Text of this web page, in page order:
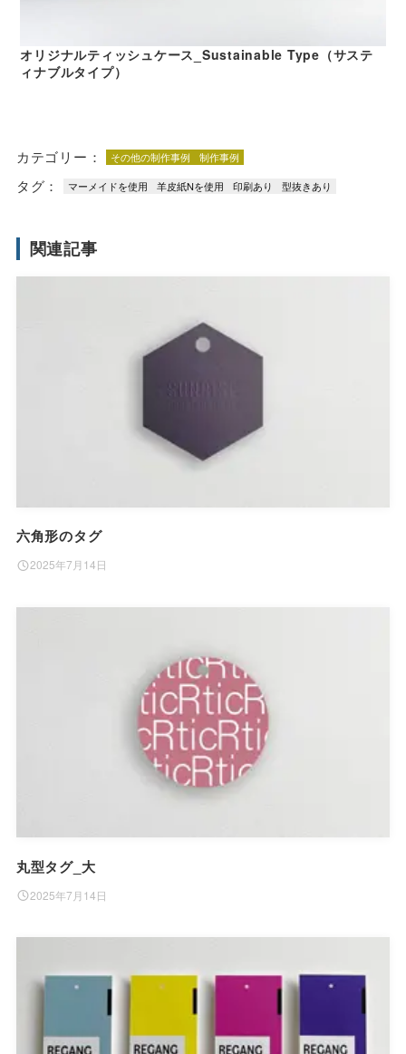
オリジナルティッシュケース_Sustainable Type（サステ
ィナブルタイプ）
カテゴリー： その他の制作事例 制作事例
タグ： マーメイドを使用 羊皮紙Nを使用 印刷あり 型抜きあり
関連記事
六角形のタグ
2025年7月14日
丸型タグ_大
2025年7月14日